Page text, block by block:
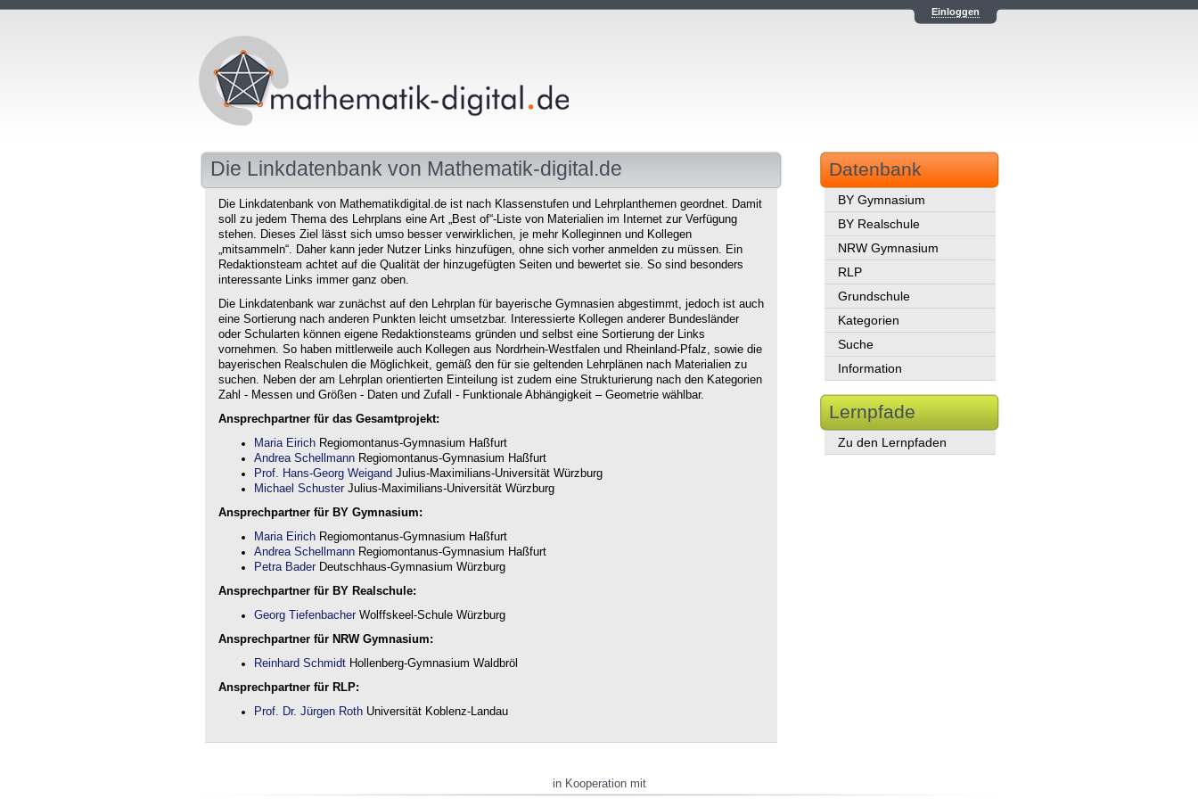
Einloggen
Die Linkdatenbank von Mathematik-digital.de
Die Linkdatenbank von Mathematikdigital.de ist nach Klassenstufen und Lehrplanthemen geordnet. Damit
soll zu jedem Thema des Lehrplans eine Art „Best of“-Liste von Materialien im Internet zur Verfügung
stehen. Dieses Ziel lässt sich umso besser verwirklichen, je mehr Kolleginnen und Kollegen
„mitsammeln“. Daher kann jeder Nutzer Links hinzufügen, ohne sich vorher anmelden zu müssen. Ein
Redaktionsteam achtet auf die Qualität der hinzugefügten Seiten und bewertet sie. So sind besonders
interessante Links immer ganz oben.
Die Linkdatenbank war zunächst auf den Lehrplan für bayerische Gymnasien abgestimmt, jedoch ist auch
eine Sortierung nach anderen Punkten leicht umsetzbar. Interessierte Kollegen anderer Bundesländer
oder Schularten können eigene Redaktionsteams gründen und selbst eine Sortierung der Links
vornehmen. So haben mittlerweile auch Kollegen aus Nordrhein-Westfalen und Rheinland-Pfalz, sowie die
bayerischen Realschulen die Möglichkeit, gemäß den für sie geltenden Lehrplänen nach Materialien zu
suchen. Neben der am Lehrplan orientierten Einteilung ist zudem eine Strukturierung nach den Kategorien
Zahl - Messen und Größen - Daten und Zufall - Funktionale Abhängigkeit – Geometrie wählbar.
Ansprechpartner für das Gesamtprojekt:
Maria Eirich Regiomontanus-Gymnasium Haßfurt
Andrea Schellmann Regiomontanus-Gymnasium Haßfurt
Prof. Hans-Georg Weigand Julius-Maximilians-Universität Würzburg
Michael Schuster Julius-Maximilians-Universität Würzburg
Ansprechpartner für BY Gymnasium:
Maria Eirich Regiomontanus-Gymnasium Haßfurt
Andrea Schellmann Regiomontanus-Gymnasium Haßfurt
Petra Bader Deutschhaus-Gymnasium Würzburg
Ansprechpartner für BY Realschule:
Georg Tiefenbacher Wolffskeel-Schule Würzburg
Ansprechpartner für NRW Gymnasium:
Reinhard Schmidt Hollenberg-Gymnasium Waldbröl
Ansprechpartner für RLP:
Prof. Dr. Jürgen Roth Universität Koblenz-Landau
Datenbank
BY Gymnasium
BY Realschule
NRW Gymnasium
RLP
Grundschule
Kategorien
Suche
Information
Lernpfade
Zu den Lernpfaden
in Kooperation mit